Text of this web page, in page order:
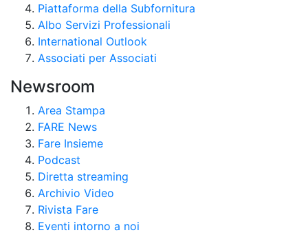
Piattaforma della Subfornitura
Albo Servizi Professionali
International Outlook
Associati per Associati
Newsroom
Area Stampa
FARE News
Fare Insieme
Podcast
Diretta streaming
Archivio Video
Rivista Fare
Eventi intorno a noi